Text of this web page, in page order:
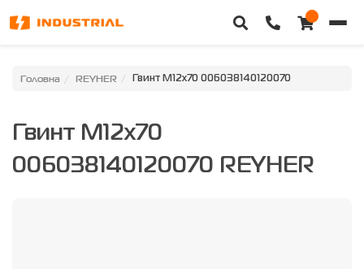
Головна
Категорії
Головна REYHER Гвинт M12x70 006038140120070
Гвинт M12x70
006038140120070 REYHER